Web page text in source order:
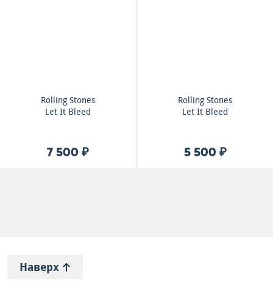
Rolling Stones
Let It Bleed
7 500 ₽
Rolling Stones
Let It Bleed
5 500 ₽
Наверх